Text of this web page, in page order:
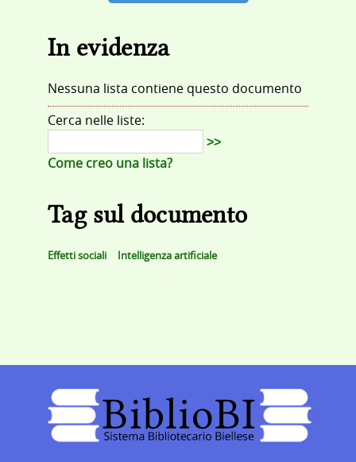
In evidenza
Nessuna lista contiene questo documento
Cerca nelle liste:
>>
Come creo una lista?
Tag sul documento
Effetti sociali Intelligenza artificiale